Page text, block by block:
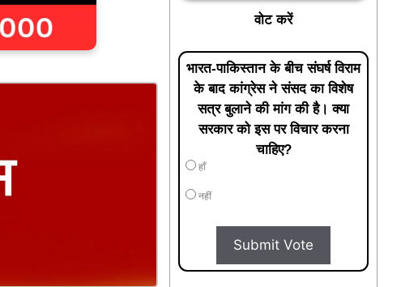
वोट करें
भारत-पाकिस्तान के बीच संघर्ष विराम
के बाद कांग्रेस ने संसद का विशेष
सत्र बुलाने की मांग की है। क्या
सरकार को इस पर विचार करना
चाहिए?
हाँ
नहीं
Submit Vote